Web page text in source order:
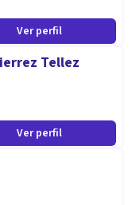
Ver perfil
Tellez
Ver perfil